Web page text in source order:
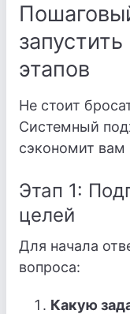
этапов
Не стоит
Системный
сэкономит вам
Этап 1:
целей
Для начала
вопроса:
Какую